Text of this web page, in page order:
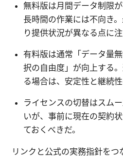
無料版は月間データ制限
長時間の作業には不向き
り提供状況が異なる点に注
有料版は通常「データ量
択の自由度」が向上する
る場合は、安定性と継続
ライセンスの切替はスム
いが、事前に現在の契約
ておくべきだ。
リンクと公式の実務指針をつ